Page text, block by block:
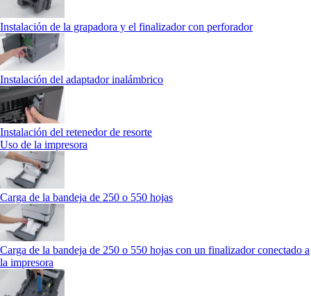
Instalación de la grapadora y el finalizador con perforador
Instalación del adaptador inalámbrico
Instalación del retenedor de resorte
Uso de la impresora
Carga de la bandeja de 250 o 550 hojas
Carga de la bandeja de 250 o 550 hojas con un finalizador conectado a
la impresora